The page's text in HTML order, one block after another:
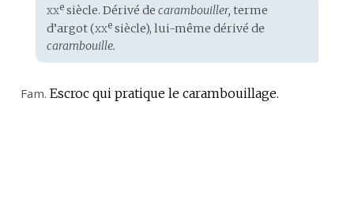
Étymologie
:
xxesiècle. Dérivé de carambouiller, terme
d’argot(xxesiècle), lui-même dérivé de
carambouille.
Fam. Escroc qui pratique le carambouillage.